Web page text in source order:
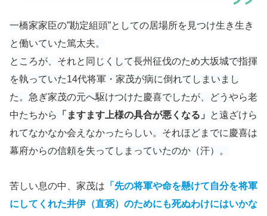
一橋家家臣の”勘定組頭”としての居場所を見つけ生き生き
と働いていた篤太夫。
ところが、それと同じくして長州征伐のため大坂城で指揮
を執っていた14代将軍・家茂が病に倒れてしまいまし
た。急ぎ家茂の元へ駆けつけた慶喜でしたが、どうやら老
中たちから
「ますます上様の具合が悪くなる」
と遠ざけら
れてなかなか会えなかったらしい。それほどまでに慶喜は
幕府からの信頼を失ってしまっていたのか（汗）。
苦しい息の中、家茂は 「先の将軍や命を懸けて自分を将軍
にしてくれた井伊（直弼）のためにも死ぬわけにはいかな